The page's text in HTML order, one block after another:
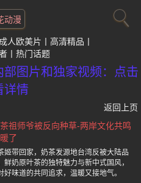
动漫
成人欧美片
高清精品
热门话题
图片和独家视频：点击
详情
返回上页
祖师爷被反向种草-两岸文化共鸣
了
姬带回家，奶茶发源地台湾反被大陆品
奶原叶茶的独特魅力与新中式国风，
味道的共同追求，温暖又接地气。